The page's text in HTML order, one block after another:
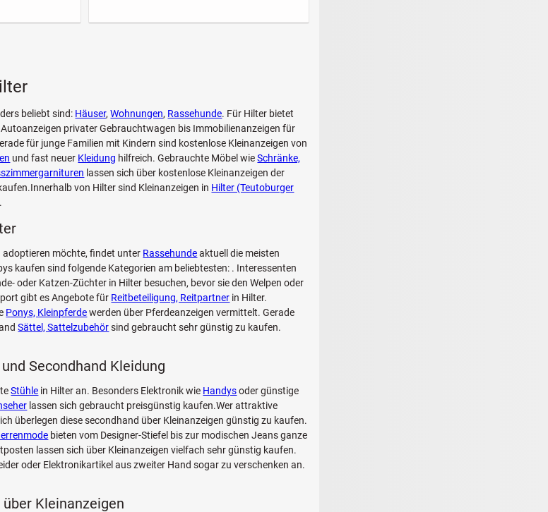
beliebt sind: Häuser,Wohnungen, Rassehunde. Für Hilter bietet
privater Gebrauchtwagen bis Immobilienanzeigen für
für junge Familien mit Kindern sind kostenlose Kleinanzeigen von
und fast neuer Kleidung hilfreich. Gebrauchte Möbel wieSchränke,
lassen sich über kostenlose Kleinanzeigen der
von Hilter sind Kleinanzeigen in Hilter (Teutoburger
adoptieren möchte, findet unter Rassehundeaktuell die meisten
kaufen sind folgende Kategorien am beliebtesten: . Interessenten
oder Katzen-Züchter in Hilter besuchen, bevor sie den Welpen oder
gibt es Angebote für Reitbeteiligung, Reitpartner in Hilter.
Ponys, Kleinpferdewerden über Pferdeanzeigen vermittelt. Gerade
Sättel, Sattelzubehörsind gebraucht sehr günstig zu kaufen.
Secondhand Kleidung
Stühle in Hilter an. Besonders Elektronik wie Handysoder günstige
lassen sich gebraucht preisgünstig kaufen.Wer attraktive
überlegen diese secondhand über Kleinanzeigen günstig zu kaufen.
bieten vom Designer-Stiefel bis zur modischen Jeans ganze
lassen sich über Kleinanzeigen vielfach sehr günstig kaufen.
oder Elektronikartikel aus zweiter Hand sogar zu verschenken an.
Kleinanzeigen